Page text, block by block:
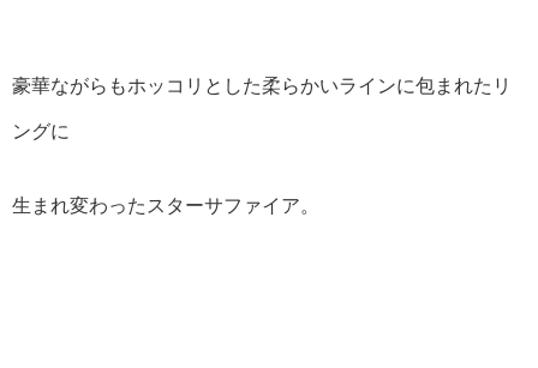
豪華ながらもホッコリとした柔らかいラインに包まれたリ
ングに
生まれ変わったスターサファイア。